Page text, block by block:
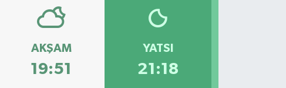
AKŞAM
19:51
YATSI
21:18